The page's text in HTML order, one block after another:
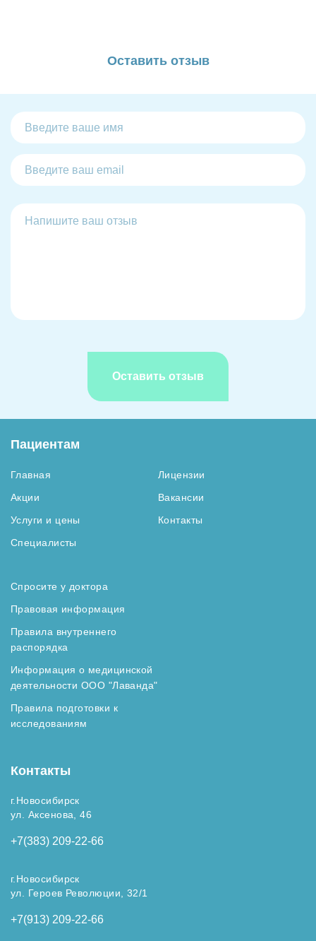
Оставить отзыв
Пациентам
Главная
Акции
Услуги и цены
Специалисты
Лицензии
Вакансии
Контакты
Спросите у доктора
Правовая информация
Правила внутреннего
распорядка
Информация о медицинской
деятельности ООО "Лаванда"
Правила подготовки к
исследованиям
Контакты
г.Новосибирск
ул. Аксенова, 46
+7(383) 209-22-66
г.Новосибирск
ул. Героев Революции, 32/1
+7(913) 209-22-66